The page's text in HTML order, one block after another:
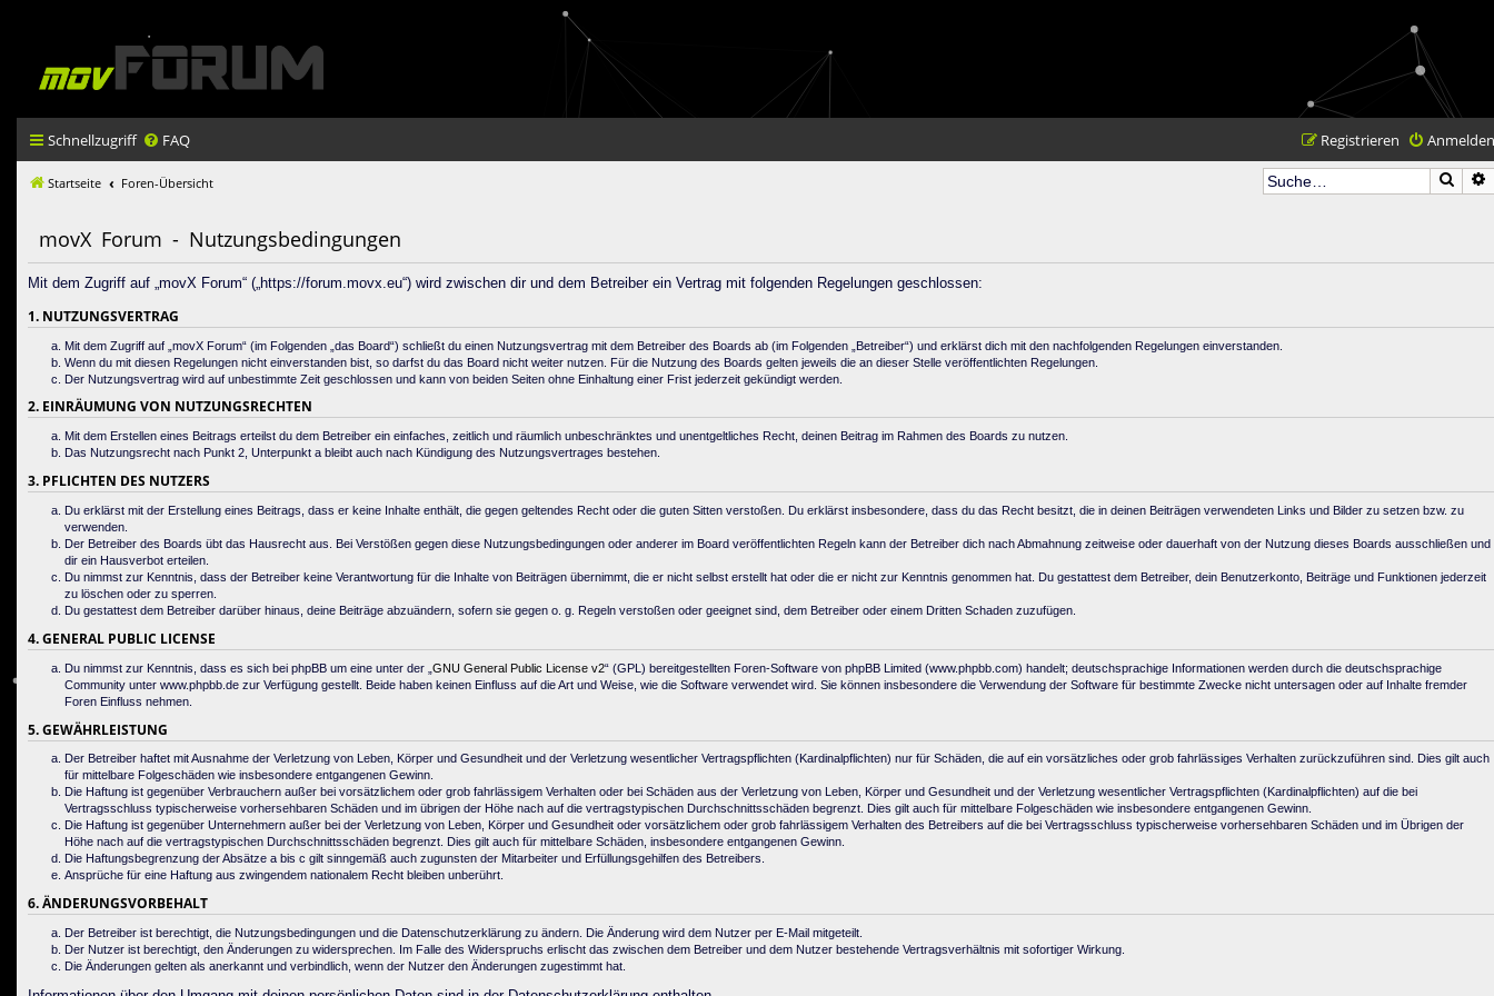
Schnellzugriff FAQ Anmelden
Registrieren
Startseite Foren-Übersicht
movX Forum - Nutzungsbedingungen
Mit dem Zugriff auf „movX Forum“ („https://forum.movx.eu“) wird zwischen dir und dem Betreiber ein Vertrag mit folgenden Regelungen geschlossen:
1. NUTZUNGSVERTRAG
Mit dem Zugriff auf „movX Forum“ (im Folgenden „das Board“) schließt du einen Nutzungsvertrag mit dem Betreiber des Boards ab (im Folgenden „Betreiber“) und erklärst dich mit den nachfolgenden Regelungen einverstanden.
Wenn du mit diesen Regelungen nicht einverstanden bist, so darfst du das Board nicht weiter nutzen. Für die Nutzung des Boards gelten jeweils die an dieser Stelle veröffentlichten Regelungen.
Der Nutzungsvertrag wird auf unbestimmte Zeit geschlossen und kann von beiden Seiten ohne Einhaltung einer Frist jederzeit gekündigt werden.
2. EINRÄUMUNG VON NUTZUNGSRECHTEN
Mit dem Erstellen eines Beitrags erteilst du dem Betreiber ein einfaches, zeitlich und räumlich unbeschränktes und unentgeltliches Recht, deinen Beitrag im Rahmen des Boards zu nutzen.
Das Nutzungsrecht nach Punkt 2, Unterpunkt a bleibt auch nach Kündigung des Nutzungsvertrages bestehen.
3. PFLICHTEN DES NUTZERS
Du erklärst mit der Erstellung eines Beitrags, dass er keine Inhalte enthält, die gegen geltendes Recht oder die guten Sitten verstoßen. Du erklärst insbesondere, dass du das Recht besitzt, die in deinen Beiträgen verwendeten Links und Bilder zu setzen bzw. zu
verwenden.
Der Betreiber des Boards übt das Hausrecht aus. Bei Verstößen gegen diese Nutzungsbedingungen oder anderer im Board veröffentlichten Regeln kann der Betreiber dich nach Abmahnung zeitweise oder dauerhaft von der Nutzung dieses Boards ausschließen und
dir ein Hausverbot erteilen.
Du nimmst zur Kenntnis, dass der Betreiber keine Verantwortung für die Inhalte von Beiträgen übernimmt, die er nicht selbst erstellt hat oder die er nicht zur Kenntnis genommen hat. Du gestattest dem Betreiber, dein Benutzerkonto, Beiträge und Funktionen jederzeit
zu löschen oder zu sperren.
Du gestattest dem Betreiber darüber hinaus, deine Beiträge abzuändern, sofern sie gegen o. g. Regeln verstoßen oder geeignet sind, dem Betreiber oder einem Dritten Schaden zuzufügen.
4. GENERAL PUBLIC LICENSE
Du nimmst zur Kenntnis, dass es sich bei phpBB um eine unter der „ GNU General Public License v2“ (GPL) bereitgestellten Foren-Software von phpBB Limited (www.phpbb.com) handelt; deutschsprachige Informationen werden durch die deutschsprachige
Community unter www.phpbb.de zur Verfügung gestellt. Beide haben keinen Einfluss auf die Art und Weise, wie die Software verwendet wird. Sie können insbesondere die Verwendung der Software für bestimmte Zwecke nicht untersagen oder auf Inhalte fremder
Foren Einfluss nehmen.
5. GEWÄHRLEISTUNG
Der Betreiber haftet mit Ausnahme der Verletzung von Leben, Körper und Gesundheit und der Verletzung wesentlicher Vertragspflichten (Kardinalpflichten) nur für Schäden, die auf ein vorsätzliches oder grob fahrlässiges Verhalten zurückzuführen sind. Dies gilt auch
für mittelbare Folgeschäden wie insbesondere entgangenen Gewinn.
Die Haftung ist gegenüber Verbrauchern außer bei vorsätzlichem oder grob fahrlässigem Verhalten oder bei Schäden aus der Verletzung von Leben, Körper und Gesundheit und der Verletzung wesentlicher Vertragspflichten (Kardinalpflichten) auf die bei
Vertragsschluss typischerweise vorhersehbaren Schäden und im übrigen der Höhe nach auf die vertragstypischen Durchschnittsschäden begrenzt. Dies gilt auch für mittelbare Folgeschäden wie insbesondere entgangenen Gewinn.
Die Haftung ist gegenüber Unternehmern außer bei der Verletzung von Leben, Körper und Gesundheit oder vorsätzlichem oder grob fahrlässigem Verhalten des Betreibers auf die bei Vertragsschluss typischerweise vorhersehbaren Schäden und im Übrigen der
Höhe nach auf die vertragstypischen Durchschnittsschäden begrenzt. Dies gilt auch für mittelbare Schäden, insbesondere entgangenen Gewinn.
Die Haftungsbegrenzung der Absätze a bis c gilt sinngemäß auch zugunsten der Mitarbeiter und Erfüllungsgehilfen des Betreibers.
Ansprüche für eine Haftung aus zwingendem nationalem Recht bleiben unberührt.
6. ÄNDERUNGSVORBEHALT
Der Betreiber ist berechtigt, die Nutzungsbedingungen und die Datenschutzerklärung zu ändern. Die Änderung wird dem Nutzer per E-Mail mitgeteilt.
Der Nutzer ist berechtigt, den Änderungen zu widersprechen. Im Falle des Widerspruchs erlischt das zwischen dem Betreiber und dem Nutzer bestehende Vertragsverhältnis mit sofortiger Wirkung.
Die Änderungen gelten als anerkannt und verbindlich, wenn der Nutzer den Änderungen zugestimmt hat.